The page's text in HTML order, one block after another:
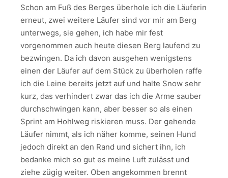
Schon am Fuß des Berges überhole ich die Läuferin
erneut, zwei weitere Läufer sind vor mir am Berg
unterwegs, sie gehen, ich habe mir fest
vorgenommen auch heute diesen Berg laufend zu
bezwingen. Da ich davon ausgehen wenigstens
einen der Läufer auf dem Stück zu überholen raffe
ich die Leine bereits jetzt auf und halte Snow sehr
kurz, das verhindert zwar das ich die Arme sauber
durchschwingen kann, aber besser so als einen
Sprint am Hohlweg riskieren muss. Der gehende
Läufer nimmt, als ich näher komme, seinen Hund
jedoch direkt an den Rand und sichert ihn, ich
bedanke mich so gut es meine Luft zulässt und
ziehe zügig weiter. Oben angekommen brennt